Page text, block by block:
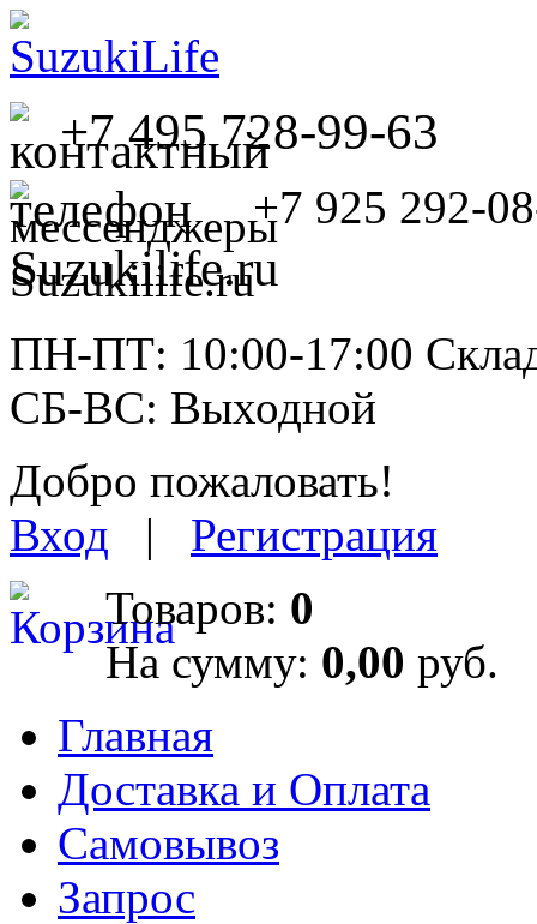
+7 495 728-99-63
+7 925 292-
ПН-ПТ: 10:00-17:00
СБ-ВС: Выходной
Добро пожаловать!
Вход | Регистрация
Товаров: 0
На сумму: 0,00 руб.
Главная
Доставка и Оплата
Самовывоз
Запрос